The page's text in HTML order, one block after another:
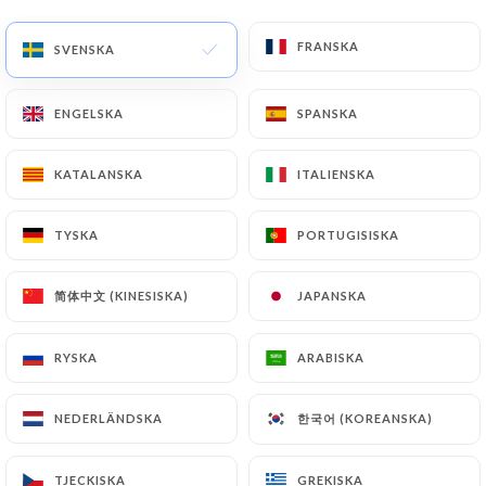
SVENSKA FRANSKA
ENGELSKA SPANSKA
KATALANSKA ITALIENSKA
TYSKA PORTUGISISKA
简体中文 (KINESISKA) JAPANSKA
RYSKA ARABISKA
NEDERLÄNDSKA 한국어 (KOREANSKA)
TJECKISKA GREKISKA
Kontakt
SVENSKA FRANSKA
ENGELSKA SPANSKA
KATALANSKA ITALIENSKA
TYSKA PORTUGISISKA
简体中文 (KINESISKA) JAPANSKA
RYSKA ARABISKA
NEDERLÄNDSKA 한국어 (KOREANSKA)
TJECKISKA GREKISKA